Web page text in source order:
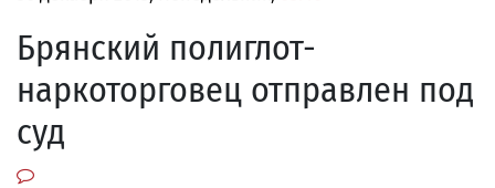
Брянский полиглот-
наркоторговец отправлен под
суд